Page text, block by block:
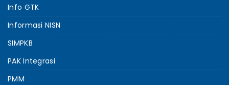
Info GTK
Informasi NISN
SIMPKB
PAK Integrasi
PMM